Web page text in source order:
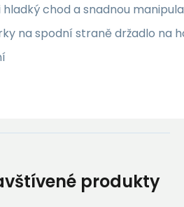
chod a snadnou
na spodní straně držadlo na
produkty